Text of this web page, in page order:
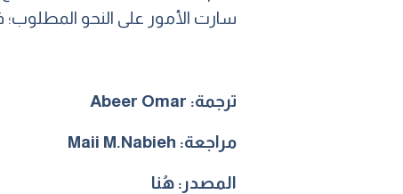
سارت الأمور على النحو
ترجمة: Abeer Omar
مراجعة: Maii M.Nabieh
المصدر: هُنا